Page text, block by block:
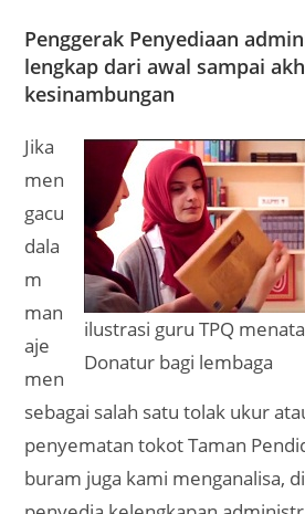
Penggerak Penyediaan
lengkap dari awal sampai
kesinambungan
ilustrasi guru TPQ
Donatur bagi lembaga
Jika
men
gacu
dala
m
man
aje
men
sebagai salah satu tolak ukur
penyematan tokot Taman
buram juga kami menganalisa,